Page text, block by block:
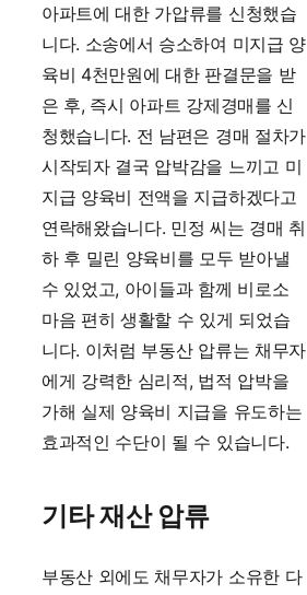
아파트에 대한 가압류를 신청했습
니다. 소송에서 승소하여 미지급 양
육비 4천만원에 대한 판결문을 받
은 후, 즉시 아파트 강제경매를 신
청했습니다. 전 남편은 경매 절차가
시작되자 결국 압박감을 느끼고 미
지급 양육비 전액을 지급하겠다고
연락해왔습니다. 민정 씨는 경매 취
하 후 밀린 양육비를 모두 받아낼
수 있었고, 아이들과 함께 비로소
마음 편히 생활할 수 있게 되었습
니다. 이처럼 부동산 압류는 채무자
에게 강력한 심리적, 법적 압박을
가해 실제 양육비 지급을 유도하는
효과적인 수단이 될 수 있습니다.
기타 재산 압류
부동산 외에도 채무자가 소유한 다